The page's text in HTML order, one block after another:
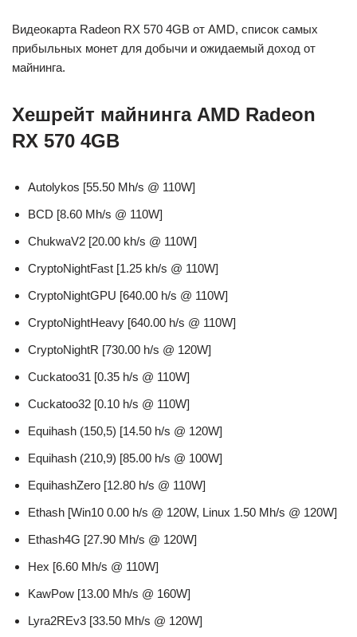
Видеокарта Radeon RX 570 4GB от AMD, список самых
прибыльных монет для добычи и ожидаемый доход от
майнинга.
Хешрейт майнинга AMD Radeon
RX 570 4GB
Autolykos [55.50 Mh/s @ 110W]
BCD [8.60 Mh/s @ 110W]
ChukwaV2 [20.00 kh/s @ 110W]
CryptoNightFast [1.25 kh/s @ 110W]
CryptoNightGPU [640.00 h/s @ 110W]
CryptoNightHeavy [640.00 h/s @ 110W]
CryptoNightR [730.00 h/s @ 120W]
Cuckatoo31 [0.35 h/s @ 110W]
Cuckatoo32 [0.10 h/s @ 110W]
Equihash (150,5) [14.50 h/s @ 120W]
Equihash (210,9) [85.00 h/s @ 100W]
EquihashZero [12.80 h/s @ 110W]
Ethash [Win10 0.00 h/s @ 120W, Linux 1.50 Mh/s @ 120W]
Ethash4G [27.90 Mh/s @ 120W]
Hex [6.60 Mh/s @ 110W]
KawPow [13.00 Mh/s @ 160W]
Lyra2REv3 [33.50 Mh/s @ 120W]